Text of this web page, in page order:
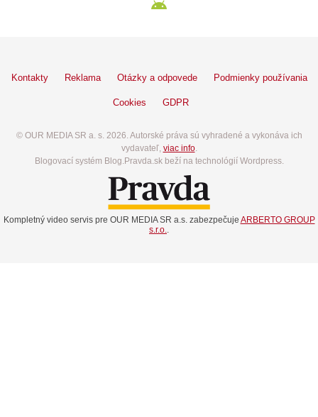
Kontakty Reklama Otázky a odpovede Podmienky používania
Cookies GDPR
© OUR MEDIA SR a. s. 2026. Autorské práva sú vyhradené a vykonáva ich
vydavateľ, viac info.
Blogovací systém Blog.Pravda.sk beží na technológií Wordpress.
Kompletný video servis pre OUR MEDIA SR a.s. zabezpečuje ARBERTO GROUP
s.r.o..